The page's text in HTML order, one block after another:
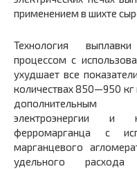
применением в шихте
Технология
процессом с
ухудшает все
количествах 850—950
дополнительным
электроэнергии и
ферромарганца с
марганцевого
удельного расхода